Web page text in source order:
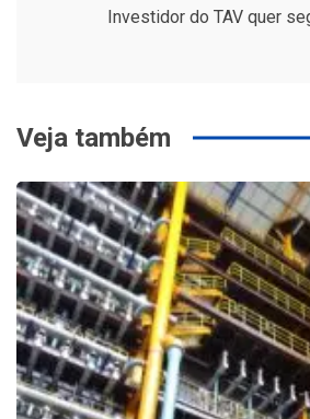
Investidor do TAV quer
Veja também